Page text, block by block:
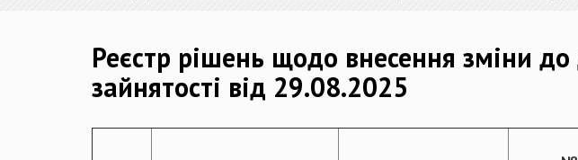
Реєстр рішень щодо внесення зміни до
зайнятості від 29.08.2025